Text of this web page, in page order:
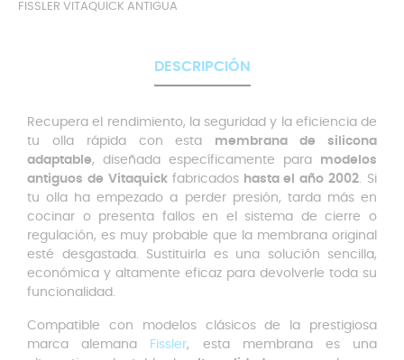
FISSLER VITAQUICK ANTIGUA
DESCRIPCIÓN
Recupera el rendimiento, la seguridad y la eficiencia de
tu olla rápida con esta membrana de silicona
adaptable, diseñada específicamente para modelos
antiguos de Vitaquick fabricadoshasta el año 2002. Si
tu olla ha empezado a perder presión, tarda más en
cocinar o presenta fallos en el sistema de cierre o
regulación, es muy probable que la membrana original
esté desgastada. Sustituirla es una solución sencilla,
económica y altamente eficaz para devolverle toda su
funcionalidad.
Compatible con modelos clásicos de la prestigiosa
marca alemana
Fissler, esta membrana es una